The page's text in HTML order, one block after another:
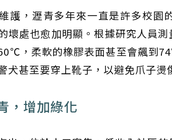
護，瀝青多年來一直是許多校園
壞處也愈加明顯。根據研究人員
，柔軟的橡膠表面甚至會飆到
犬甚至要穿上靴子，以避免爪子燙
，增加綠化